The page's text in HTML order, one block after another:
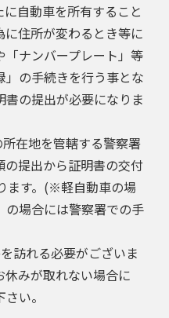
自動車を所有すること
住所が変わるとき等に
ナンバープレート」等
」の手続きを行う事とな
書の提出が必要になりま
在地を管轄する警察署
提出から証明書の交付
ます。(※軽自動車の場
の場合には警察署での手
訪れる必要がございま
みが取れない場合に
い。